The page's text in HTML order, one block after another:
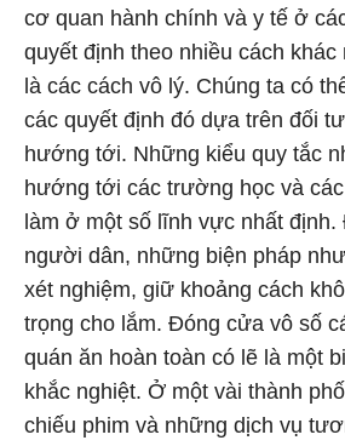
cơ quan hành chính và y tế ở
quyết định theo nhiều cách khác
là các cách vô lý. Chúng ta có
các quyết định đó dựa trên đối
hướng tới. Những kiểu quy tắc
hướng tới các trường học và
làm ở một số lĩnh vực nhất
người dân, những biện pháp
xét nghiệm, giữ khoảng cách
trọng cho lắm. Đóng cửa vô số
quán ăn hoàn toàn có lẽ là một
khắc nghiệt. Ở một vài thành
chiếu phim và những dịch vụ